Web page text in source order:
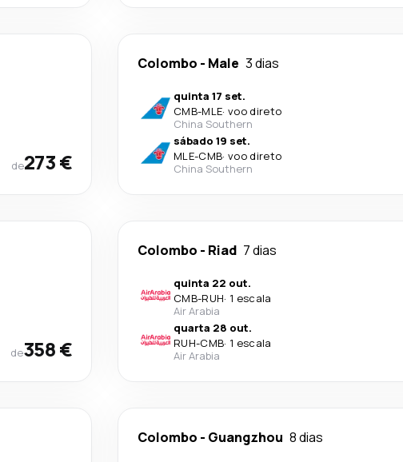
de273 €
Colombo - Male 3 dias
quinta 17 set.
CMB-MLE· voo direto
China Southern
sábado 19 set.
MLE-CMB· voo direto
China Southern
de358 €
Colombo - Riad 7 dias
quinta 22 out.
CMB-RUH· 1 escala
Air Arabia
quarta 28 out.
RUH-CMB· 1 escala
Air Arabia
Colombo - Guangzhou 8 dias